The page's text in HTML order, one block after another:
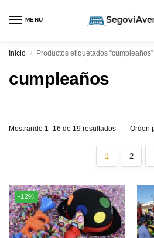
MENU
Inicio / Productos etiquetados “cumpleaños”
cumpleaños
Mostrando 1–16 de 19 resultados
1 2
-12%